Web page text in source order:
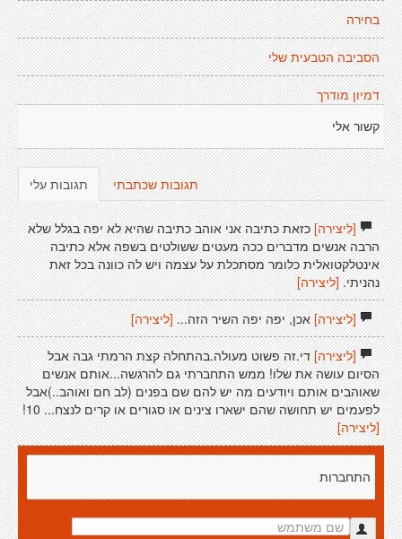
בחירה
הסביבה הטבעית שלי
דמיון מודרך
קשור אלי
תגובות עלי תגובות שכתבתי
[ליצירה]כזאת כתיבה אני אוהב כתיבה שהיא לא יפה בגלל שלא
הרבה אנשים מדברים ככה מעטים ששולטים בשפה אלא כתיבה
אינטלקטואלית כלומר מסתכלת על עצמה ויש לה כוונה בכל זאת
נהניתי. [ליצירה]
[ליצירה]אכן, יפה יפה השיר הזה...[ליצירה]
[ליצירה]די.זה פשוט מעולה.בהתחלה קצת הרמתי גבה אבל
הסיום עושה את שלו! ממש התחברתי גם להרגשה...אותם אנשים
שאוהבים אותם ויודעים מה יש להם שם בפנים (לב חם ואוהב..)אבל
לפעמים יש תחושה שהם ישארו צינים או סגורים או קרים לנצח... 10!
[ליצירה]
התחברות